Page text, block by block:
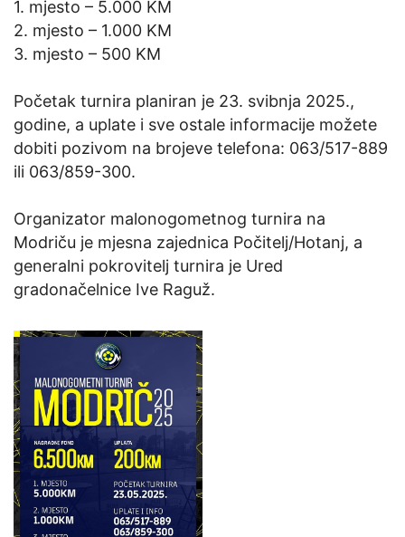
1. mjesto – 5.000 KM
2. mjesto – 1.000 KM
3. mjesto – 500 KM
Početak turnira planiran je 23. svibnja 2025.,
godine, a uplate i sve ostale informacije možete
dobiti pozivom na brojeve telefona: 063/517-889
ili 063/859-300.
Organizator malonogometnog turnira na
Modriču je mjesna zajednica Počitelj/Hotanj, a
generalni pokrovitelj turnira je Ured
gradonačelnice Ive Raguž.